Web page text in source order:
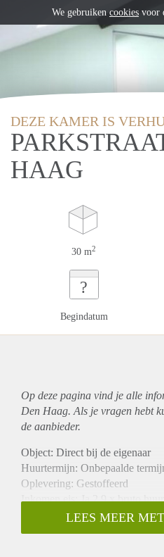
DEZE KAMER IS
HAAG
30 m2
?
Begindatum
Op deze pagina vind je alle
Den Haag. Als je vragen hebt
de aanbieder.
Object: Direct bij de eigenaar
Huurtermijn: Onbepaalde
Oplevering: Gestoffeerd
Inkomen eis: Ja 2,9 x bruto huur
Garantiestelling mogelijk: Ja
Borg: 1 maand
LEES MEER
We gebruiken cookies voor